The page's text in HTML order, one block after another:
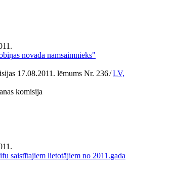
novada namsaimnieks"
17.08.2011. lēmums Nr. 236/LV,
komisija
saistītajiem lietotājiem no 2011.gada